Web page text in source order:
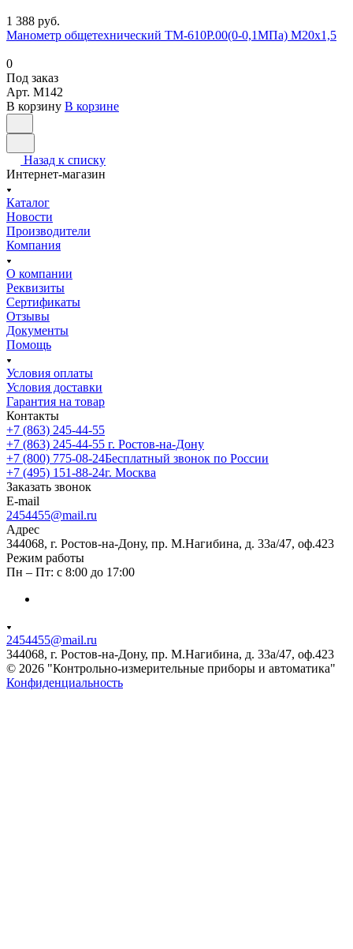
1 388 руб.
Манометр общетехнический ТМ-610Р.00(0-0,1МПа) М20х1,5
0
Под заказ
Арт. M142
В корзину В корзине
Назад к списку
Интернет-магазин
Каталог
Новости
Производители
Компания
О компании
Реквизиты
Сертификаты
Отзывы
Документы
Помощь
Условия оплаты
Условия доставки
Гарантия на товар
Контакты
+7 (863) 245-44-55
+7 (863) 245-44-55 г. Ростов-на-Дону
+7 (800) 775-08-24Бесплатный звонок по России
+7 (495) 151-88-24г. Москва
Заказать звонок
E-mail
2454455@mail.ru
Адрес
344068, г. Ростов-на-Дону, пр. М.Нагибина, д. 33а/47, оф.423
Режим работы
Пн – Пт: с 8:00 до 17:00
2454455@mail.ru
344068, г. Ростов-на-Дону, пр. М.Нагибина, д. 33а/47, оф.423
© 2026 "Контрольно-измерительные приборы и автоматика"
Конфиденциальность